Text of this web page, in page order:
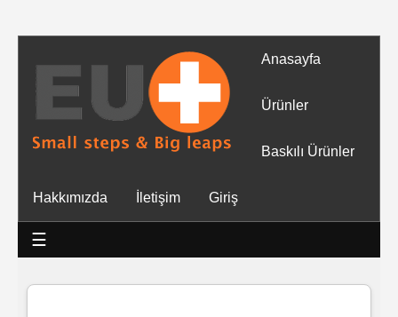
Anasayfa
Ürünler
Baskılı Ürünler
Hakkımızda İletişim Giriş
☰
Tüm
Ürünler
Mendiller
Baskılı
Islak